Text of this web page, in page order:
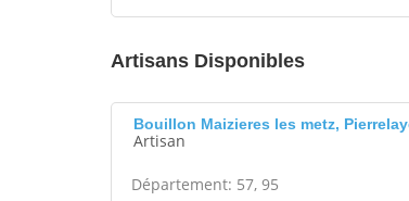
Artisans Disponibles
Bouillon Maizieres les metz,
Artisan
Département: 57, 95